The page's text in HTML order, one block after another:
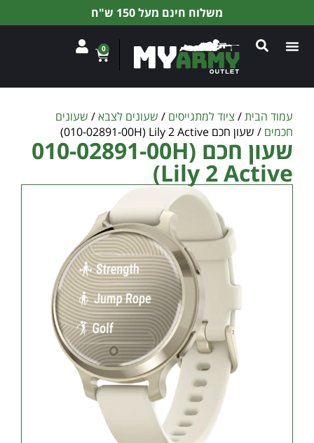
משלוח חינם מעל 150 ש"ח
0
עמוד הבית/ ציוד למתגייסים / שעונים לצבא/ שעונים
חכמים / שעון חכם 010-02891-00H) Lily 2 Active)
שעון חכם 010-02891-00H)
Lily 2 Active)